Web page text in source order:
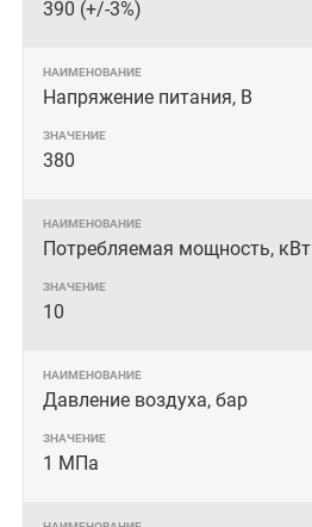
390 (+/-3%)
Напряжение питания, В
380
Потребляемая мощность, кВт
10
Давление воздуха, бар
1 МПа